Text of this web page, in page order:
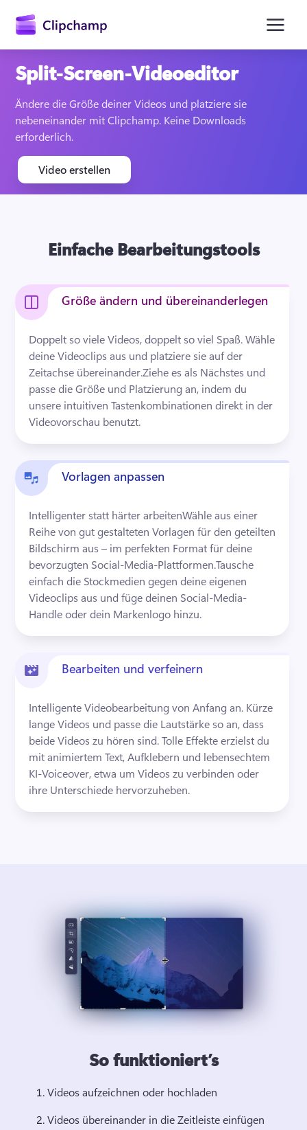
Kostenlos testen
Split-Screen-Videoeditor
Ändere die Größe deiner Videos und platziere sie
nebeneinander mit Clipchamp. Keine Downloads
erforderlich.
Video erstellen
Einfache Bearbeitungstools
Größe ändern und übereinanderlegen
Doppelt so viele Videos, doppelt so viel Spaß. Wähle
deine Videoclips aus und platziere sie auf der
Zeitachse übereinander.Ziehe es als Nächstes und
passe die Größe und Platzierung an, indem du
unsere intuitiven Tastenkombinationen direkt in der
Videovorschau benutzt.
Vorlagen anpassen
Intelligenter statt härter arbeitenWähle aus einer
Reihe von gut gestalteten Vorlagen für den geteilten
Bildschirm aus – im perfekten Format für deine
bevorzugten Social-Media-Plattformen.Tausche
einfach die Stockmedien gegen deine eigenen
Videoclips aus und füge deinen Social-Media-
Handle oder dein Markenlogo hinzu.
Bearbeiten und verfeinern
Intelligente Videobearbeitung von Anfang an. Kürze
lange Videos und passe die Lautstärke so an, dass
beide Videos zu hören sind. Tolle Effekte erzielst du
mit animiertem Text, Aufklebern und lebensechtem
KI-Voiceover, etwa um Videos zu verbinden oder
ihre Unterschiede hervorzuheben.
So funktioniert’s
Videos aufzeichnen oder hochladen
Videos übereinander in die Zeitleiste einfügen